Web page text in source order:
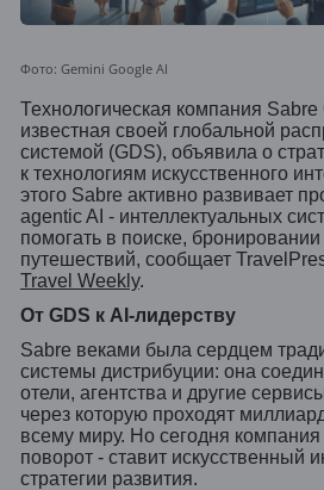
Фото: Gemini Google AI
Технологическая компания
известная своей глобальной
системой (GDS), объявила о
к технологиям искусственного
этого Sabre активно развивает
agentic AI - интеллектуальных
помогать в поиске,
путешествий, сообщает
Travel Weekly.
От GDS к AI-лидерству
Sabre веками была сердцем
системы дистрибуции: она
отели, агентства и другие
через которую проходят
всему миру. Но сегодня компания
поворот - ставит искусственный
стратегии развития.